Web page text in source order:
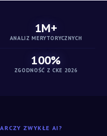
1M+
ANALIZ MERYTORYCZNYCH
100%
ZGODNOŚĆ Z CKE 2026
ZWYKŁE AI?